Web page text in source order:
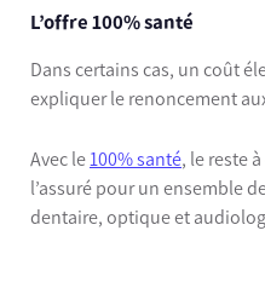
L’offre 100% santé
Dans certains cas, un coût
expliquer le renoncement
Avec le 100% santé, le reste
l’assuré pour un ensemble
dentaire, optique et